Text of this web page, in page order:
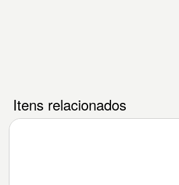
Itens relacionados